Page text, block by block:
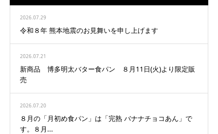
2026.07.29
令和８年 熊本地震のお見舞いを申し上げます
2026.07.21
新商品 博多明太バター食パン ８月11日(火)より限定販
売
2026.07.20
８月の「月初め食パン」は「完熟 バナナチョコあん」で
す。８月...